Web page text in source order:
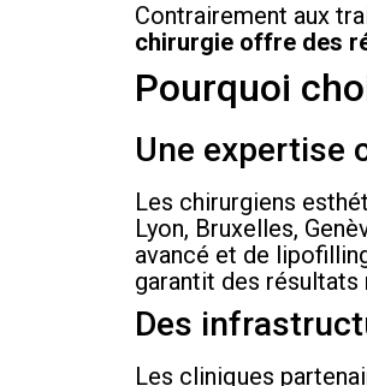
Contrairement aux
chirurgie offre des
Pourquoi
Une expertise
Les chirurgiens
Lyon, Bruxelles,
avancé et de
garantit des résultats
Des
Les cliniques